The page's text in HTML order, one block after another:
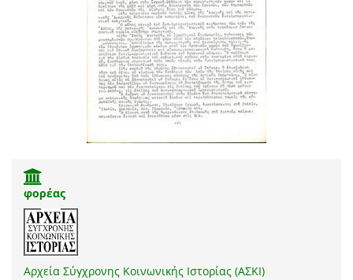
φορέας
Αρχεία Σύγχρονης Κοινωνικής Ιστορίας (ΑΣΚΙ)